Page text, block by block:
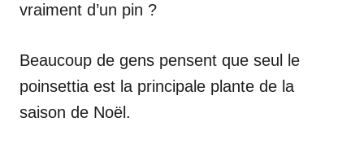
vraiment d’un pin ?
Beaucoup de gens pensent que seul le
poinsettia est la principale plante de la
saison de Noël.